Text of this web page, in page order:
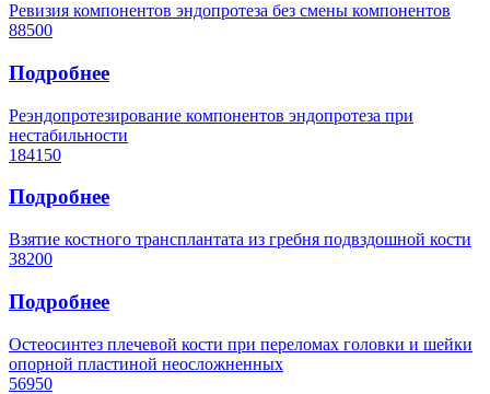
Ревизия компонентов эндопротеза без смены компонентов
88500
Подробнее
Реэндопротезирование компонентов эндопротеза при
нестабильности
184150
Подробнее
Взятие костного трансплантата из гребня подвздошной кости
38200
Подробнее
Остеосинтез плечевой кости при переломах головки и шейки
опорной пластиной неосложненных
56950